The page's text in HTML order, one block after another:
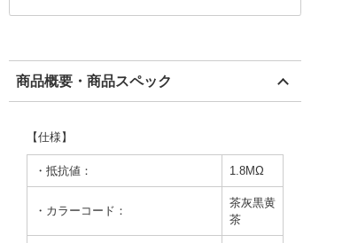
商品概要・商品スペック
【仕様】
・抵抗値： 1.8MΩ
・カラーコード：
茶灰黒黄
茶